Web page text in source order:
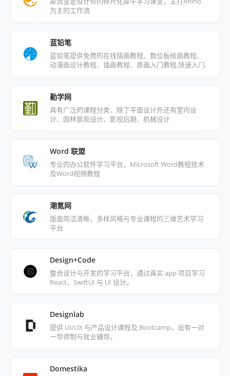
为主的工作流
蓝铅笔
蓝铅笔提供免费的在线插画教程、数位板绘画教程、
动漫画设计教程、插画教程、原画入门教程,快速入门,
勤学网
具有广泛的课程分类，除了平面设计外还有室内设
计、园林景观设计、影视后期、机械设计
Word 联盟
专业的办公软件学习平台，Microsoft Word教程技术
及Word视频教程
潮氪网
版面简洁清晰，多样风格与专业课程的三维艺术学习
平台
Design+Code
整合设计与开发的学习平台，通过真实 app 项目学习
React、SwiftUI 与 UI 设计。
Designlab
提供 UI/UX 与产品设计课程及 Bootcamp，设有一对
一导师制与就业辅导。
Domestika